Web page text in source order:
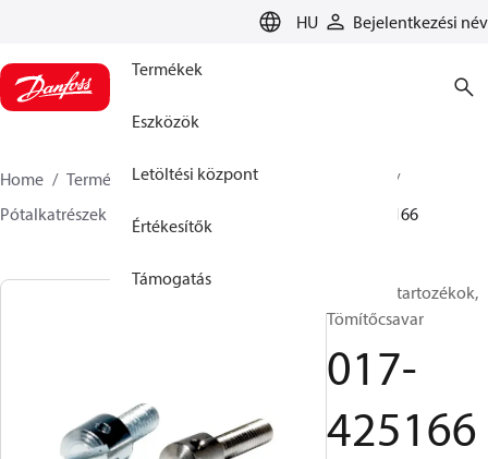
HU Bejelentkezési név
Termékek
Eszközök
Letöltési központ
Értékesítők
Támogatás
Home Termékek Sensing solutions
Pótalkatrészek és tartozékok kapcsolókhoz
017-425166
Kapcsoló tartozékok,
Tömítőcsavar
017-
425166